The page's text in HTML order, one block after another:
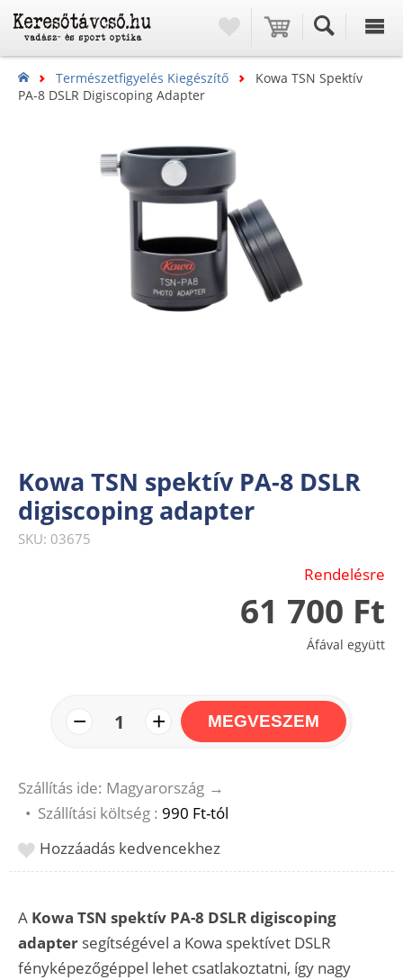
Természetfigyelés Kiegészítő
Kowa TSN Spektív
PA-8 DSLR Digiscoping Adapter
Kowa TSN spektív PA-8 DSLR
digiscoping adapter
SKU: 03675
Rendelésre
61 700 Ft
Áfával együtt
− 1 + MEGVESZEM
Szállítás ide: Magyarország →
• Szállítási költség : 990 Ft-tól
Hozzáadás kedvencekhez
A Kowa TSN spektív PA-8 DSLR digiscoping
adapter segítségével a Kowa spektívet DSLR
fényképezőgéppel lehet csatlakoztatni, így nagy